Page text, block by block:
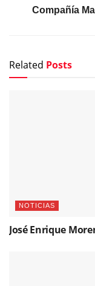
Compañía
Related Posts
NOTICIAS
José Enrique